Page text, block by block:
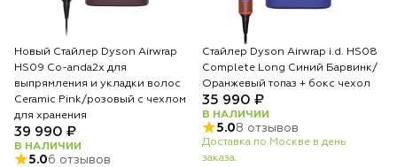
Новый Стайлер Dyson Airwrap
HS09 Co-anda2x для
выпрямления и укладки волос
Ceramic Pink/розовый с чехлом
для хранения
39 990 ₽
В НАЛИЧИИ
5.06 отзывов
Стайлер Dyson Airwrap i.d. HS08
Complete Long Синий Барвинк/
Оранжевый топаз + бокс чехол
35 990 ₽
В НАЛИЧИИ
5.08 отзывов
Доставка по Москве в день
заказа.